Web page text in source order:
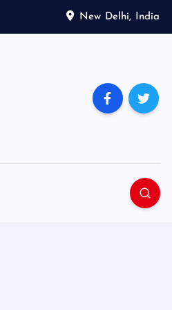
New Delhi, India